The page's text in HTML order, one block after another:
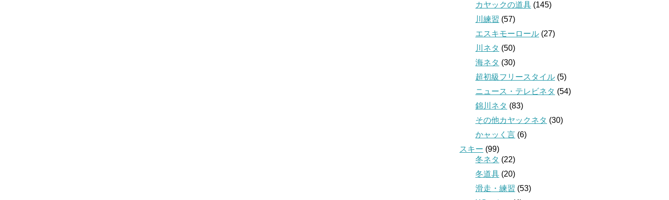
カヤックの道具 (145)
川練習 (57)
エスキモーロール (27)
川ネタ (50)
海ネタ (30)
超初級フリースタイル (5)
ニュース・テレビネタ (54)
錦川ネタ (83)
その他カヤックネタ (30)
かャッく言 (6)
スキー (99)
冬ネタ (22)
冬道具 (20)
滑走・練習 (53)